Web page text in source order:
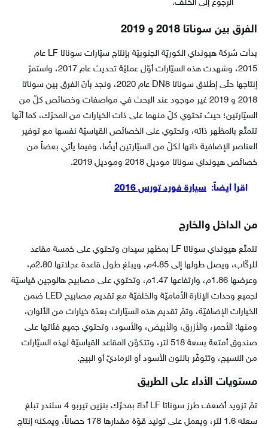
الرجوع إلى الخلف.
الفرق بين سوناتا 2018 و 2019
بدأت شركة هيونداي الكوريّة الجنوبيّة بإنتاج سيّارات سوناتا LF عام
2015، وشهدت هذه السيّارات أوّل عمليّة تحديث عام 2017، واستمرّ
إنتاجها حتّى إطلاق سوناتا DN8 عام 2020، ونجد بأنّ الفرق بين سوناتا
2018 و 2019 غير موجود عند البحث في مواصفات وخصائص كلّ من
السيّارتين؛ حيث تحتوي كلّ منهما على ذات الخيارات من المحرّك، كما أنّها
تتمتّع بالمظهر ذاته، وتحتوي على الخصائص القياسيّة نفسها مع توفير
العناصر الإضافية ذاتها لكلّ من السيّارتين أيضًا، وفيما يأتي بعضاً من
خصائص هيونداي سوناتا موديل 2018 وموديل 2019.
اقرأ أيضاً: سيارة فورد تورس 2016
من الداخل والخارج
تتمتّع هيونداي سوناتا LF بمظهر سيدان وتحتوي على خمسة مقاعد
للركّاب، ويصل طولها إلى 4.85م، ويبلغ طول قاعدة عجلاتها 2.80م،
وعرضها 1.86م، وارتفاعها 1.47م، وتحتوي على مصابيح هالوجين قياسيّة
لجميع وحدات الإنارة الأماميّة والخلفيّة مع تقديم مصابيح LED ضمن
الخيارات الإضافيّة، وتمّ تقديم هذه السيّارات بعدّة خيارات من الألوان،
ومنها: الأحمر، والأزرق، والأبيض، والأسود، وتحتوي جميع فئاتها على
صندوق أمتعة بسعة 518 لتر، وتتكوّن المقاعد القياسيّة لهذه السيّارات
من النسيج، وتتوفّر باللون الأسود أو الرماديّ أو البيج.
مستويات الأداء على الطريق
تمّ تزويد أضعف طرز سوناتا LF أداءً بمحرّك بنزين تيربو 4 سلندر تبلغ
سعته 1.6 لتر، ويعمل على توليد قوّة مقدارها 178 حصاناً، ويمكنه إنتاج